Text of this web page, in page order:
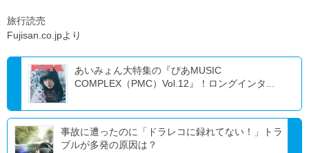
旅行読売
Fujisan.co.jpより
あいみょん大特集の『ぴあMUSIC
COMPLEX（PMC）Vol.12』！ロングインタ...
事故に遭ったのに「ドラレコに録れてない！」トラ
ブルが多発の原因は？